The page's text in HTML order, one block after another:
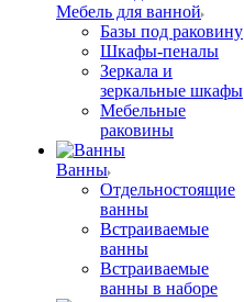
Мебель для ванной
Базы под раковину
Шкафы-пеналы
Зеркала и
зеркальные шкафы
Мебельные
раковины
Ванны
Отдельностоящие
ванны
Встраиваемые
ванны
Встраиваемые
ванны в наборе